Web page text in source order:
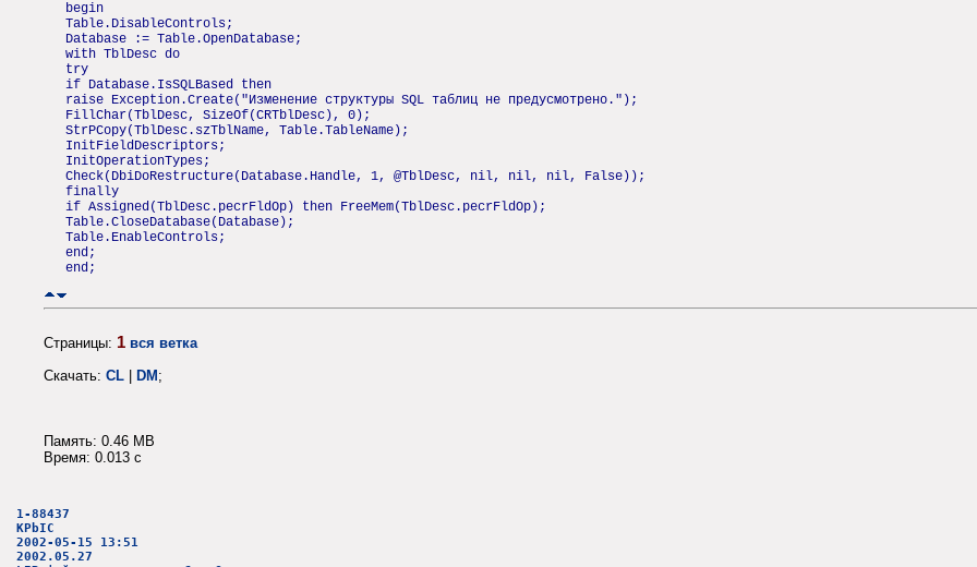
begin
Table.DisableControls;
Database := Table.OpenDatabase;
with TblDesc do
try
if Database.IsSQLBased then
raise Exception.Create("Изменение структуры SQL таблиц не предусмотрено.");
FillChar(TblDesc, SizeOf(CRTblDesc), 0);
StrPCopy(TblDesc.szTblName, Table.TableName);
InitFieldDescriptors;
InitOperationTypes;
Check(DbiDoRestructure(Database.Handle, 1, @TblDesc, nil, nil, nil, False));
finally
if Assigned(TblDesc.pecrFldOp) then FreeMem(TblDesc.pecrFldOp);
Table.CloseDatabase(Database);
Table.EnableControls;
end;
end;
Страницы: 1 вся ветка
Скачать: CL DM ;
Память: 0.46 MB
Время: 0.013 c
1-88437
KPbIC
2002-05-15 13:51
2002.05.27